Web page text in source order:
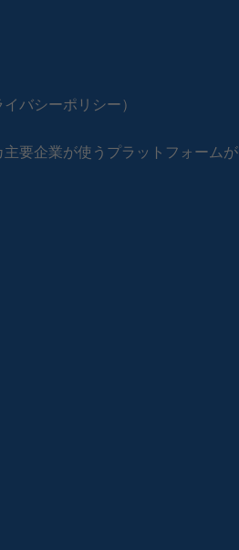
バシーポリシー）
要企業が使うプラットフォームが